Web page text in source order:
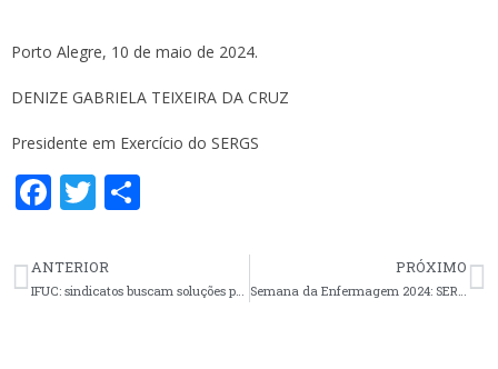
Porto Alegre, 10 de maio de 2024.
DENIZE GABRIELA TEIXEIRA DA CRUZ
Presidente em Exercício do SERGS
F
e
b
T
itt
er e
ANTERIOR
IFUC: sindicatos buscam soluções para pagamento de rescisões dos trabalhadores demitidos(as)
PRÓXIMO
Semana da Enfermagem 2024: SERGS recebe apoio da FNE e de sindicatos de enfermeiros de todo Brasil